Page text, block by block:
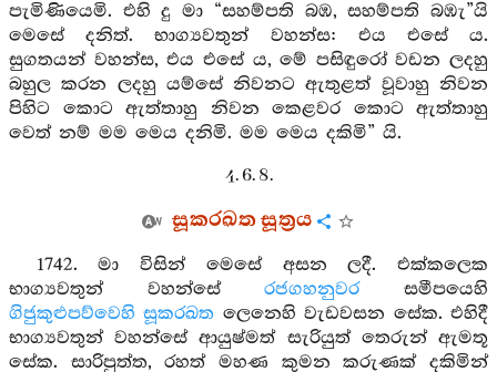
පැමිණියෙමි. එහි දු මා “සහම්පති බඹ, සහම්පති බඹැ”යි
මෙසේ දනිත්. භාග්‍යවතුන් වහන්ස: එය එසේ ය.
සුගතයන් වහන්ස, එය එසේ ය, මේ පසිඳුරෝ වඩන ලදහු
බහුල කරන ලදහු යම්සේ නිවනට ඇතුළත් වූවාහු නිවන
පිහිට කොට ඇත්තාහු නිවන කෙළවර කොට ඇත්තාහු
වෙත් නම් මම මෙය දනිමි. මම මෙය දකිමි” යි.
4. 6. 8.
සූකරඛත සූත්‍රය
1742. මා විසින් මෙසේ අසන ලදී. එක්කලෙක
භාග්‍යවතුන් වහන්සේරජගහනුවරසමීපයෙහි
ගිජුකුළුපව්වෙහි සූකරඛත ලෙනෙහි වැඩවසන සේක. එහිදී
භාග්‍යවතුන් වහන්සේ ආයුෂ්මත් සැරියුත් තෙරුන් ඇමතූ
සේක. සාරිපුත්ත, රහත් මහණ කුමන කරුණක් දකිමින්